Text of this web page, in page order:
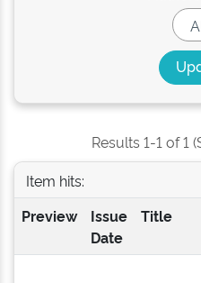
Results 1-1 of 1
Item hits:
Preview
Issue
Date
Title